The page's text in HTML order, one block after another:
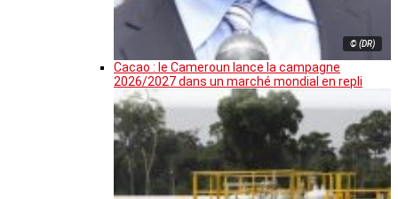
© (DR)
Cacao : le Cameroun lance la campagne
2026/2027 dans un marché mondial en repli